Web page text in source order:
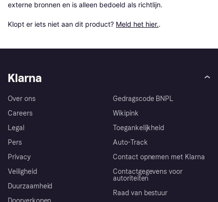
externe bronnen en is alleen bedoeld als richtlijn.
Klopt er iets niet aan dit product? Meld het hier..
Klarna
Over ons
Careers
Legal
Pers
Privacy
Veiligheid
Duurzaamheid
Gedragscode BNPL
Wikipink
Toegankelijkheid
Auto-Track
Contact opnemen met Klarna
Contactgegevens voor
autoriteiten
Raad van bestuur